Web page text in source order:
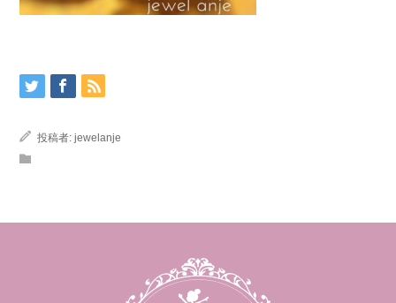
投稿者: jewelanje